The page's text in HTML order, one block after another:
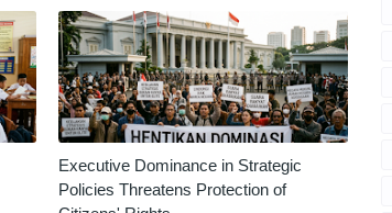
Executive Dominance in Strategic
Policies Threatens Protection of